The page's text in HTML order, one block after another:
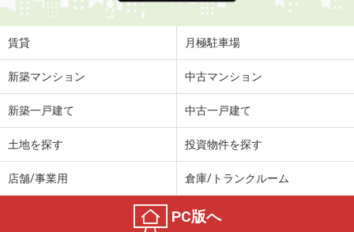
賃貸 月極駐車場
新築マンション 中古マンション
新築一戸建て 中古一戸建て
土地を探す 投資物件を探す
店舗/事業用 倉庫/トランクルーム
PC版へ